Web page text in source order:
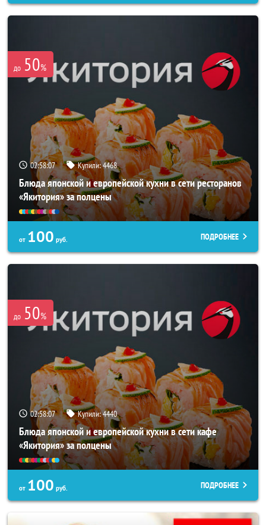
до 50%
02:58:03 Купили:4468
Блюда японской и европейской кухни в сети ресторанов
«Якитория» за полцены
от 100 руб. ПОДРОБНЕЕ
до 50%
02:58:03 Купили:4440
Блюда японской и европейской кухни в сети кафе
«Якитория» за полцены
от 100 руб. ПОДРОБНЕЕ